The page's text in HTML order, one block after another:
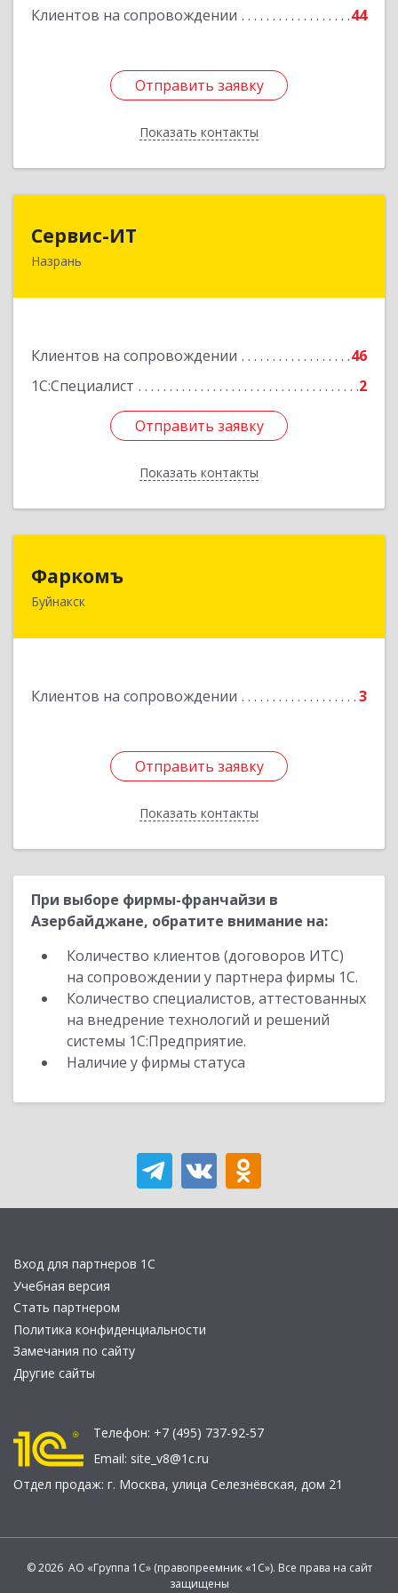
Клиентов на сопровождении 44
Отправить заявку
Показать контакты
Отправить заявку
Назад
Сервис-ИТ
Назрань
Клиентов на сопровождении
46
1С:Специалист
2
Отправить заявку
Показать контакты
Подробнее
Отправить заявку
Назад
Фаркомъ
Буйнакск
Клиентов на сопровождении 3
Отправить заявку
Показать контакты
Отправить заявку
Назад
При выборе фирмы-франчайзи в
Азербайджане, обратите внимание на:
Количество клиентов (договоров ИТС)
на сопровождении у партнера фирмы 1С.
Количество специалистов, аттестованных
на внедрение технологий и решений
системы 1С:Предприятие.
Наличие у фирмы статуса
Вход для партнеров 1С
Учебная версия
Стать партнером
Политика конфиденциальности
Замечания по сайту
Другие сайты
Телефон: +7 (495) 737-92-57
Email: site_v8@1c.ru
Отдел продаж: г. Москва, улица Селезнёвская, дом 21
© 2026 АО «Группа 1С» (правопреемник «1С»). Все права на сайт
защищены